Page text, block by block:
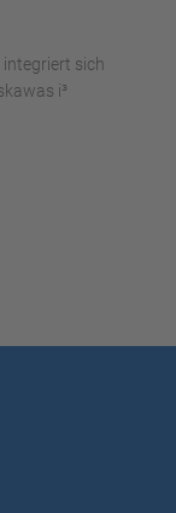
integriert sich
i³